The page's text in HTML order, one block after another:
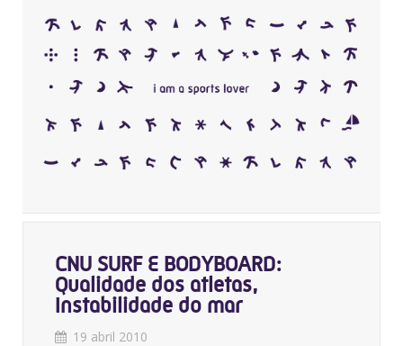
CNU SURF E BODYBOARD:
Qualidade dos atletas,
Instabilidade do mar
19 abril 2010